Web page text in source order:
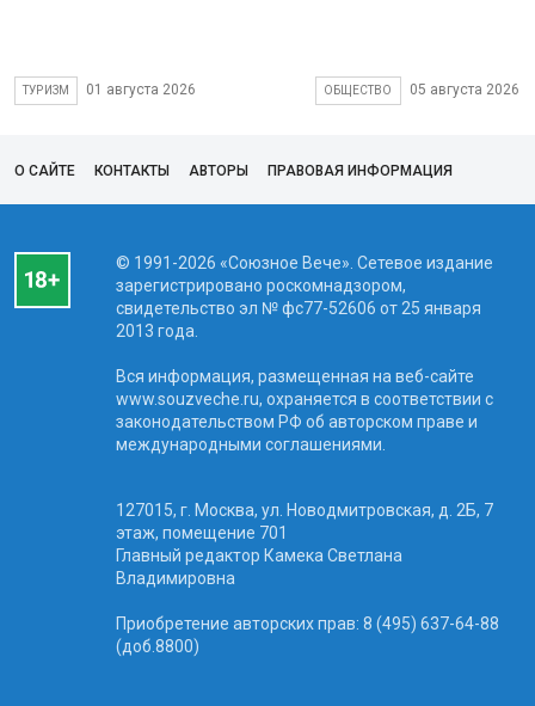
ТУРИЗМ 01 августа 2026 ОБЩЕСТВО 05 августа 2026
О САЙТЕ КОНТАКТЫ АВТОРЫ ПРАВОВАЯ ИНФОРМАЦИЯ
© 1991-2026 «Союзное Вече». Сетевое издание
зарегистрировано роскомнадзором,
свидетельство эл № фc77-52606 от 25 января
2013 года.
Вся информация, размещенная на веб-сайте
www.souzveche.ru, охраняется в соответствии с
законодательством РФ об авторском праве и
международными соглашениями.
127015, г. Москва, ул. Новодмитровская, д. 2Б, 7
этаж, помещение 701
Главный редактор Камека Светлана
Владимировна
Приобретение авторских прав: 8 (495) 637-64-88
(доб.8800)